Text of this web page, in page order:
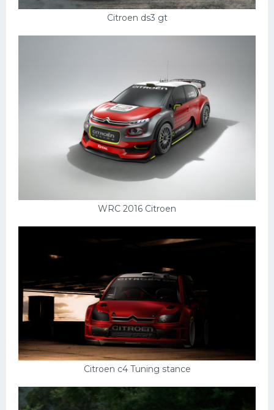
Citroen ds3 gt
WRC 2016 Citroen
Citroen c4 Tuning stance